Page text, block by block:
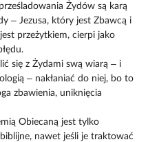
Żydów są karą
– Jezusa, który jest Zbawcą i
przeżytkiem, cierpi jako
się z Żydami swą wiarą – i
– nakłaniać do niej, bo to
zbawienia, uniknięcia
Obiecaną jest tylko
nawet jeśli je traktować